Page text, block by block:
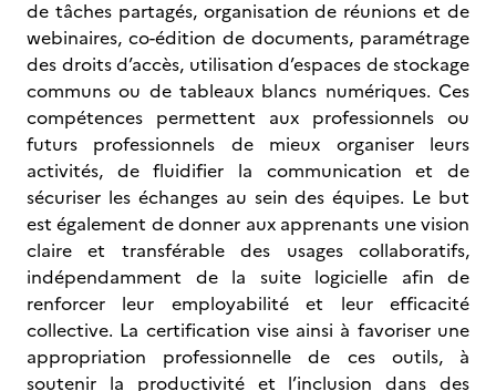
de tâches partagés, organisation de réunions et de
webinaires, co-édition de documents, paramétrage
des droits d’accès, utilisation d’espaces de stockage
communs ou de tableaux blancs numériques. Ces
compétences permettent aux professionnels ou
futurs professionnels de mieux organiser leurs
activités, de fluidifier la communication et de
sécuriser les échanges au sein des équipes. Le but
est également de donner aux apprenants une vision
claire et transférable des usages collaboratifs,
indépendamment de la suite logicielle afin de
renforcer leur employabilité et leur efficacité
collective. La certification vise ainsi à favoriser une
appropriation professionnelle de ces outils, à
soutenir la productivité et l’inclusion dans des